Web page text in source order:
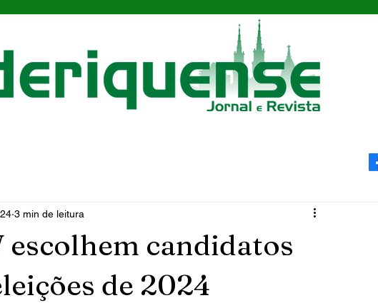
escolhem candidatos
de 2024
3 min de leitura